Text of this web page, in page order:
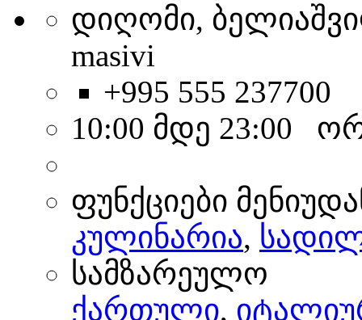
დიღომი,
masivi
+995 555 237700
10:00 მდე 23:00
ფუნქციები
კულინარია,
სამზარეულო
ქართული,